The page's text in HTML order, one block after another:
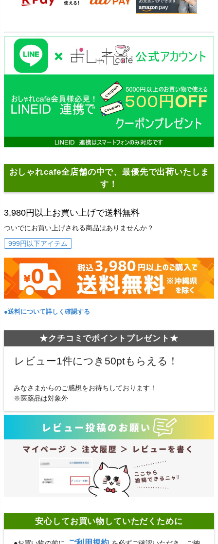
おしゃれcafe全店舗の中で、最優先で出荷いたしま
す！
3,980円以上お買い上げで送料無料
ついでにお買い上げされる商品はありませんか？
999円以下アイテム
●送料について詳しく確認する
★クチコミでポイントプレゼント★
レビュー1件につき50ptもらえる！
みなさまからのご感想をお待ちしております！
※医薬品は対象外
安心してお買い物していただくために